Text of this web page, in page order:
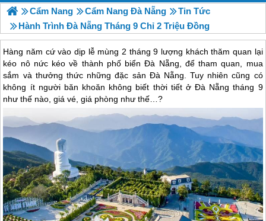
Cẩm Nang Cẩm Nang Đà Nẵng
Tin Tức
Hành Trình Đà Nẵng Tháng 9 Chỉ 2 Triệu Đồng
Hàng năm cứ vào dịp lễ mùng 2 tháng 9 lượng khách thăm quan lại
kéo nô nức kéo về thành phố biển Đà Nẵng, để tham quan, mua
sắm và thưởng thức những đặc sản Đà Nẵng. Tuy nhiên cũng có
không ít người băn khoăn không biết thời tiết ở Đà Nẵng tháng 9
như thế nào, giá vé, giá phòng như thế…?